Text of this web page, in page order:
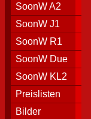
SoonW A2
SoonW J1
SoonW R1
SoonW Due
SoonW KL2
Preislisten
Bilder